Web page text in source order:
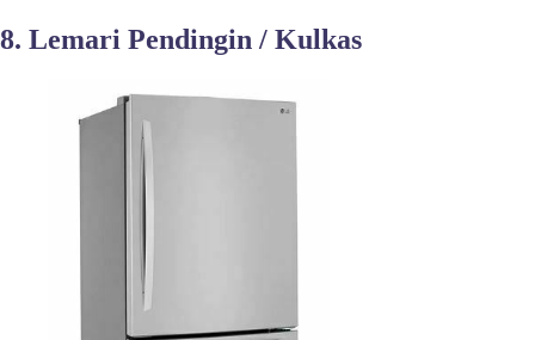
8. Lemari Pendingin / Kulkas